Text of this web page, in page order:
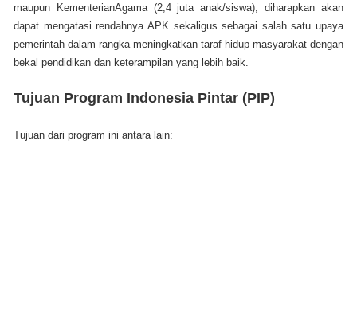
maupun KementerianAgama (2,4 juta anak/siswa), diharapkan akan
dapat mengatasi rendahnya APK sekaligus sebagai salah satu upaya
pemerintah dalam rangka meningkatkan taraf hidup masyarakat dengan
bekal pendidikan dan keterampilan yang lebih baik.
Tujuan Program Indonesia Pintar (PIP)
Tujuan dari program ini antara lain: